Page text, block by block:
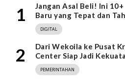
1
Jangan Asal Beli! Ini
Baru yang Tepat dan
DIGITAL
2
Dari Wekoila ke Pusat
Center Siap Jadi
PEMERINTAHAN